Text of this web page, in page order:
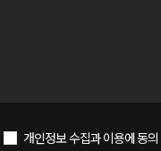
개인정보 수집과 이용에 동의